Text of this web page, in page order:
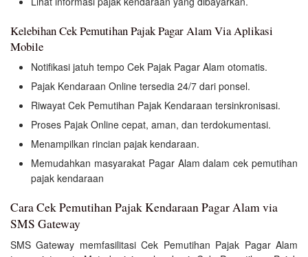
Kelebihan Cek Pemutihan Pajak Pagar Alam Via Aplikasi
Mobile
Notifikasi jatuh tempo Cek Pajak Pagar Alam otomatis.
Pajak Kendaraan Online tersedia 24/7 dari ponsel.
Riwayat Cek Pemutihan Pajak Kendaraan tersinkronisasi.
Proses Pajak Online cepat, aman, dan terdokumentasi.
Menampilkan rincian pajak kendaraan.
Memudahkan masyarakat Pagar Alam dalam cek pemutihan
pajak kendaraan
Cara Cek Pemutihan Pajak Kendaraan Pagar Alam via
SMS Gateway
SMS Gateway memfasilitasi Cek Pemutihan Pajak Pagar Alam